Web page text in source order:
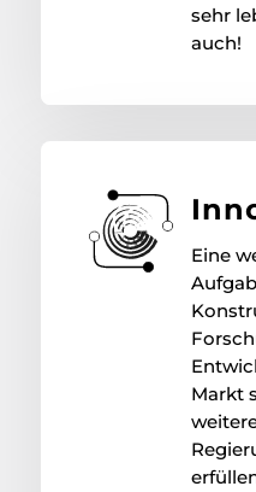
sehr
auch!
Eine
Markt